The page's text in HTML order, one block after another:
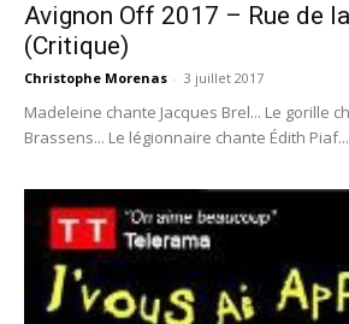
Avignon Off 2017 – Rue de
(Critique)
Christophe Morenas - 3 juillet 2017
Madeleine chante Jacques Brel... Le gorille
Brassens... Le légionnaire chante Édith Piaf...